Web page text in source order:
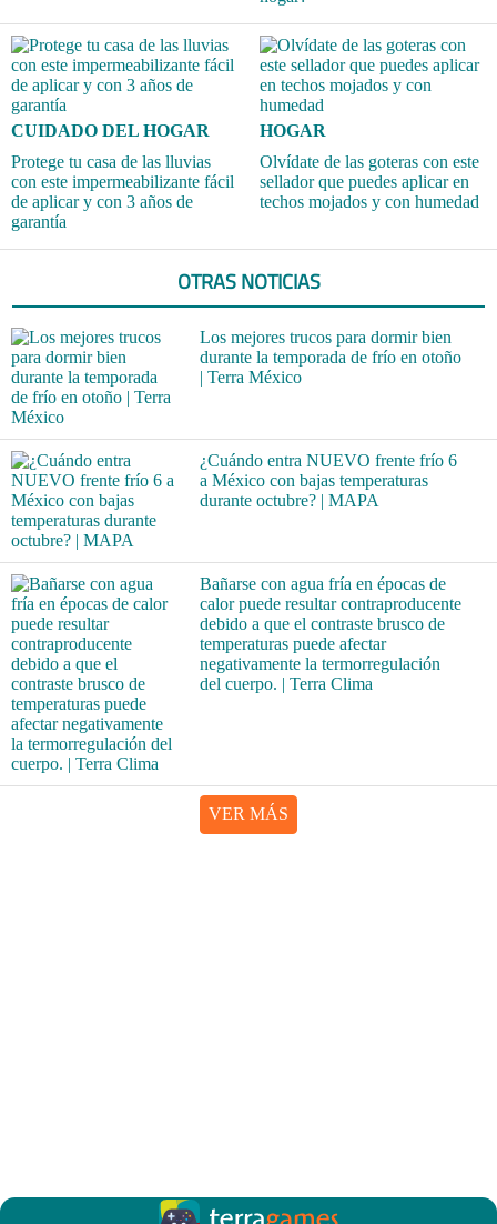
CUIDADO DEL HOGAR
Protege tu casa de las lluvias
con este impermeabilizante fácil
de aplicar y con 3 años de
garantía
HOGAR
Olvídate de las goteras con este
sellador que puedes aplicar en
techos mojados y con humedad
OTRAS NOTICIAS
Los mejores trucos para dormir bien
durante la temporada de frío en otoño
| Terra México
¿Cuándo entra NUEVO frente frío 6
a México con bajas temperaturas
durante octubre? | MAPA
Bañarse con agua fría en épocas de
calor puede resultar contraproducente
debido a que el contraste brusco de
temperaturas puede afectar
negativamente la termorregulación
del cuerpo. | Terra Clima
VER MÁS